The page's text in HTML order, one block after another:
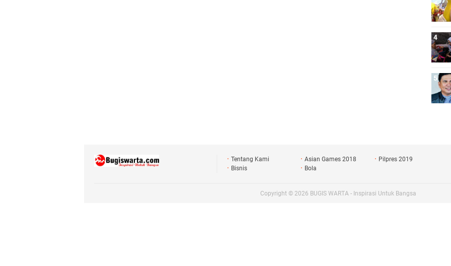
Tentang Kami Asian Games 2018
Pilpres 2019
Bisnis
Bola
Copyright © 2026 BUGIS WARTA - Inspirasi Untuk Bangsa